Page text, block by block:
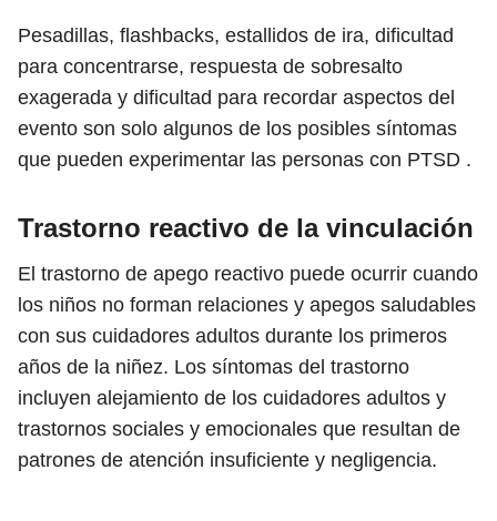
Pesadillas, flashbacks, estallidos de ira, dificultad
para concentrarse, respuesta de sobresalto
exagerada y dificultad para recordar aspectos del
evento son solo algunos de los posibles síntomas
que pueden experimentar las personas con PTSD .
Trastorno reactivo de la vinculación
El trastorno de apego reactivo puede ocurrir cuando
los niños no forman relaciones y apegos saludables
con sus cuidadores adultos durante los primeros
años de la niñez. Los síntomas del trastorno
incluyen alejamiento de los cuidadores adultos y
trastornos sociales y emocionales que resultan de
patrones de atención insuficiente y negligencia.